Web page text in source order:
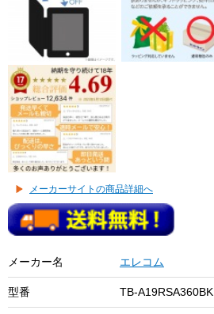
メーカーサイトの商品詳細へ
メーカー名 エレコム
型番 TB-A19RSA360BK